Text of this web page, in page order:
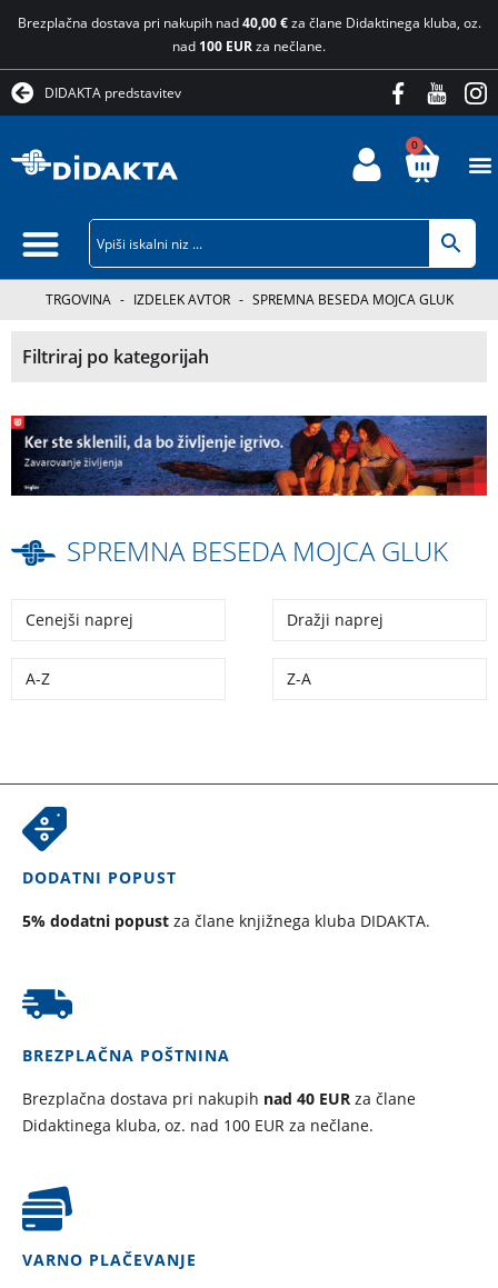
Brezplačna dostava pri nakupih nad40,00 €za člane Didaktinega kluba, oz.
nad 100 EURza nečlane.
DIDAKTA predstavitev
0
TRGOVINA - IZDELEK AVTOR - SPREMNA BESEDA MOJCA GLUK
Filtriraj po kategorijah
SPREMNA BESEDA MOJCA GLUK
Cenejši naprej Dražji naprej
A-Z Z-A
DODATNI POPUST
5% dodatni popust za člane knjižnega kluba DIDAKTA.
BREZPLAČNA POŠTNINA
Brezplačna dostava pri nakupih nad 40 EUR za člane
Didaktinega kluba, oz. nad 100 EUR za nečlane.
VARNO PLAČEVANJE